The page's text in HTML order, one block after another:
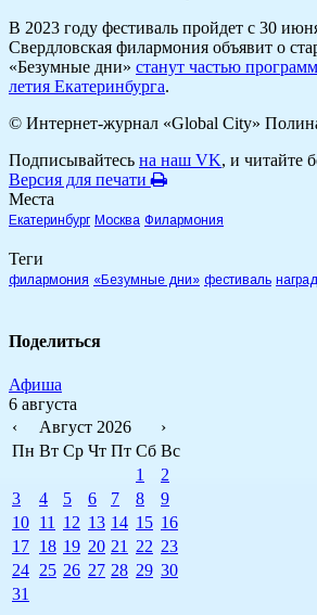
В 2023 году фестиваль пройдет с 30
Свердловская филармония объявит о
«Безумные дни» станут частью
летия Екатеринбурга.
© Интернет-журнал «Global City»
Подписывайтесь на наш VK, и читайте
Версия для печати
Места
Екатеринбург Москва Филармония
Теги
филармония «Безумные дни» фестиваль
Поделиться
Афиша
6 августа
‹
Август 2026
›
Пн Вт Ср Чт Пт Сб Вс
1
2
3
4 5 6 7 8
9
10 11 12 13 14 15 16
17 18 19 20 21 22 23
24 25 26 27 28 29 30
31